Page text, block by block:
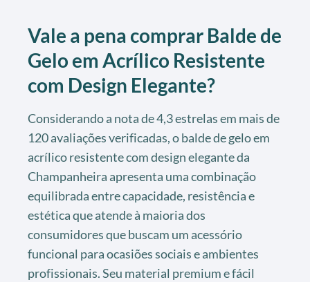
Vale a pena comprar Balde de
Gelo em Acrílico Resistente
com Design Elegante?
Considerando a nota de 4,3 estrelas em mais de
120 avaliações verificadas, o balde de gelo em
acrílico resistente com design elegante da
Champanheira apresenta uma combinação
equilibrada entre capacidade, resistência e
estética que atende à maioria dos
consumidores que buscam um acessório
funcional para ocasiões sociais e ambientes
profissionais. Seu material premium e fácil